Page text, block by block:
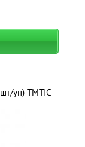
уп) ТМТІС